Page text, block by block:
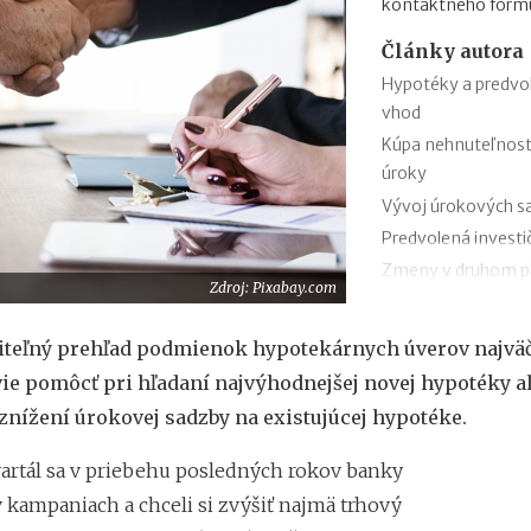
Zdroj: Pixabay.com
kontaktného
Články autora
Hypotéky a
vhod
Kúpa
úroky
Vývoj úrokových
Predvolená
Zmeny v druhom
AXA DSS či DSS
Ako zistím, či
Daňový bonus na
Daňový bonus na
prehľad podmienok hypotekárnych úverov
pomôcť pri hľadaní najvýhodnejšej novej hypotéky
úrokovej sadzby na existujúcej hypotéke.
sa v priebehu posledných rokov banky
kampaniach a chceli si zvýšiť najmä trhový